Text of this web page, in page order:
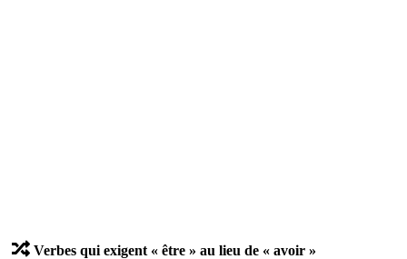
Verbes qui exigent « être » au lieu de « avoir »